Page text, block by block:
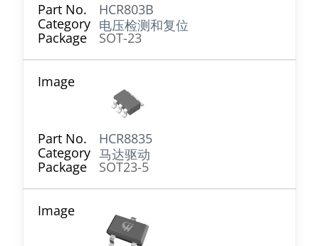
HCR803B
电压检测和复位
SOT-23
HCR8835
马达驱动
SOT23-5